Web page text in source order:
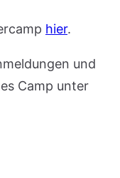
hier.
und
Camp unter